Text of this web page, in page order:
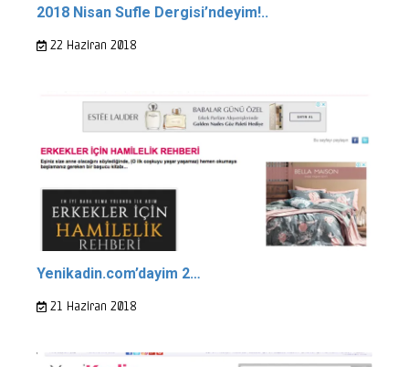
2018 Nisan Sufle Dergisi’ndeyim!..
22 Haziran 2018
Yenikadin.com’dayim 2…
21 Haziran 2018